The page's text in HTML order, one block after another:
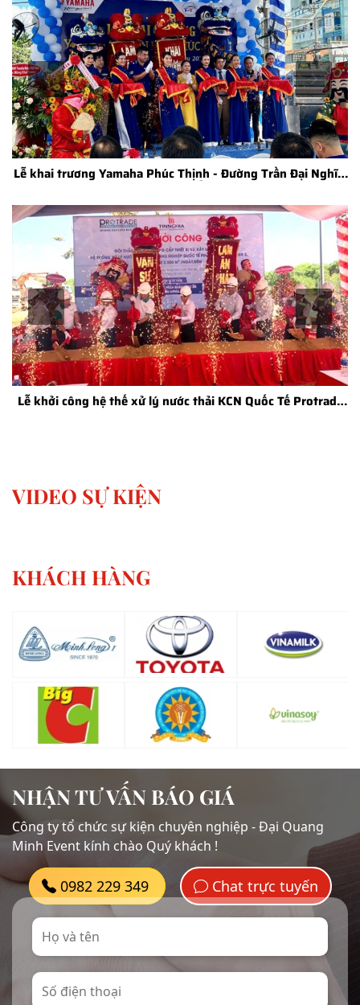
Lễ khai trương Yamaha Phúc Thịnh - Đường Trần Đại Nghĩa,
Minh kính chúc Quý khách hàng: Khai Trương Hồng Phát -
Làm Ăn Phát Tài
Lễ khởi công hệ thế xử lý nước thải KCN Quốc Tế Protrade
VIDEO SỰ KIỆN
KHÁCH HÀNG
NHẬN TƯ VẤN BÁO GIÁ
Công ty tổ chức sự kiện chuyên nghiệp - Đại Quang
Minh Event kính chào Quý khách !
0982 229 349 Chat trực tuyến